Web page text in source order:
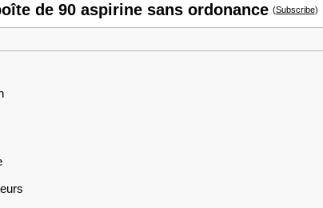
de 90 aspirine sans ordonance (Subscribe)